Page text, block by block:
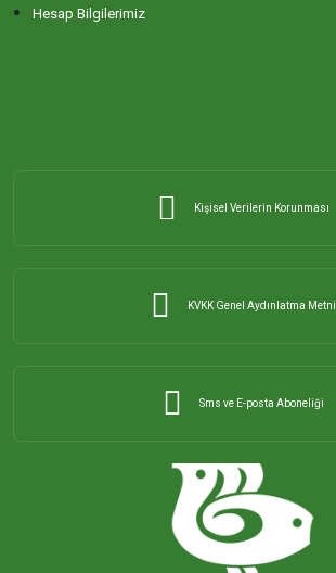
Hesap Bilgilerimiz
Kişisel Verilerin Korunması
KVKK Genel Aydınlatma Metni
Sms ve E-posta Aboneliği